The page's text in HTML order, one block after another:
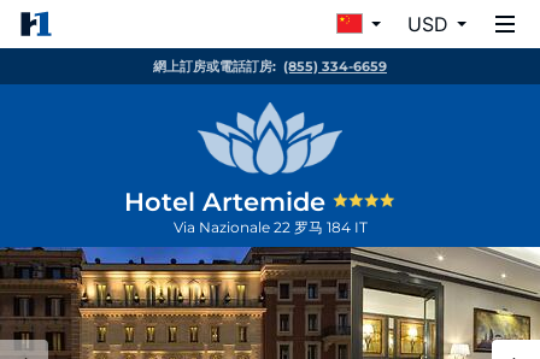
USD
網上訂房或電話訂房: (855) 334-6659
Hotel Artemide
Via Nazionale 22 罗马 184 IT